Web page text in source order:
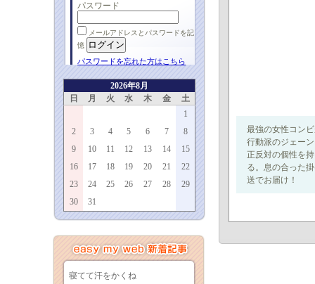
パスワード
メールアドレスとパスワードを記
憶
パスワードを忘れた方はこちら
2026年8月
日
月 火 水 木 金
土
1
2
3 4 5 6 7
8
9
10 11 12 13 14
15
16
17 18 19 20 21
22
23
24 25 26 27 28
29
30
31
最強の女性コン
行動派のジェー
正反対の個性を
る。息の合った
送でお届け！